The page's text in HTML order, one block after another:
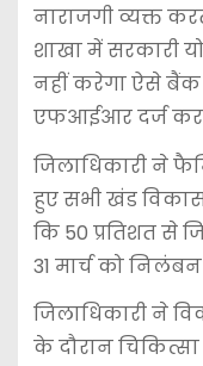
नाराजगी व्यक्त
शाखा में सरकारी
नहीं करेगा ऐसे बैंक
एफआईआर दर्ज
जिलाधिकारी ने
हुए सभी खंड विकास
कि 50 प्रतिशत से
31 मार्च को
जिलाधिकारी ने
के दौरान